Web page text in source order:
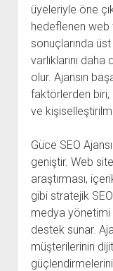
üyeleriyle öne
hedeflenen
sonuçlarında
varlıklarını
olur. Ajansın
faktörlerden biri,
ve
Güce SEO
geniştir. Web
araştırması,
gibi stratejik
medya yönetimi
destek sunar.
müşterilerinin